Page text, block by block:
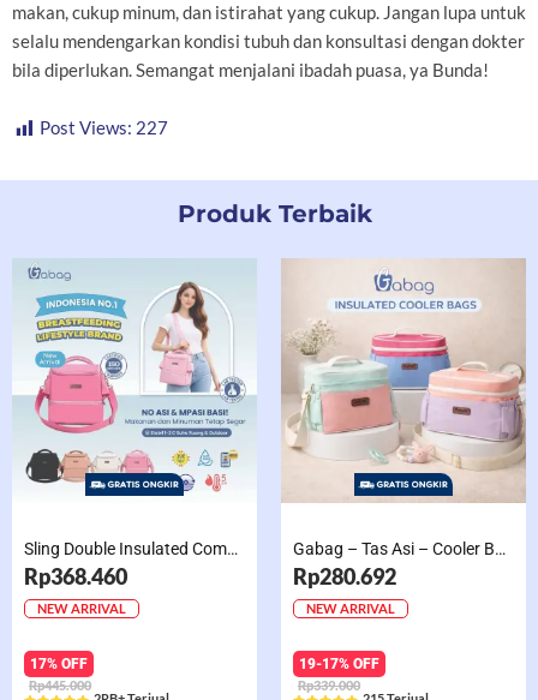
makan, cukup minum, dan istirahat yang cukup. Jangan lupa untuk
selalu mendengarkan kondisi tubuh dan konsultasi dengan dokter
bila diperlukan. Semangat menjalani ibadah puasa, ya Bunda!
Post Views: 227
Produk Terbaik
Sling Double Insulated Compartment Cappucino Black, Creamy, Salem, Chocolate
Rp368.460
NEW ARRIVAL
17% OFF
Rp445.000
Gabag – Tas Asi – Cooler Bag Sling Single Compartment Mint Grape Bubble
Rp280.692
NEW ARRIVAL
19-17% OFF
Rp339.000